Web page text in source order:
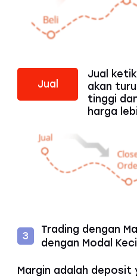
Jual
Jual
akan
tinggi
harga
3
Trading dengan
dengan Modal Kecil
Margin adalah deposit